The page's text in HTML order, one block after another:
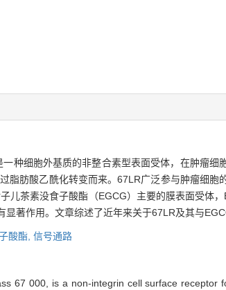
种细胞外基质的非整合素型表面受体，在肿瘤
脂肪酸乙酰化转变而来。67LR广泛参与肿瘤细
儿茶素没食子酸酯（EGCG）主要的膜表面受体
著作用。文章综述了近年来关于67LR及其与
酸酯, 信号通路
67 000, is a non-integrin cell surface